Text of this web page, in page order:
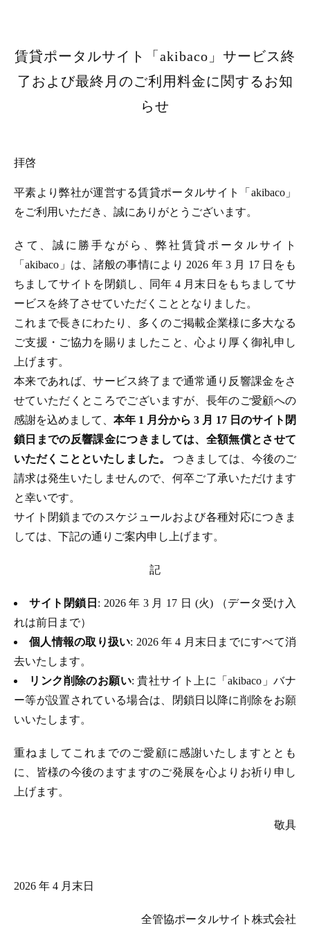
賃貸ポータルサイト「akibaco」サービス終
了および最終月のご利用料金に関するお知
らせ
拝啓
平素より弊社が運営する賃貸ポータルサイト「akibaco」
をご利用いただき、誠にありがとうございます。
さて、誠に勝手ながら、弊社賃貸ポータルサイト
「akibaco」は、諸般の事情により 2026 年 3 月 17 日をも
ちましてサイトを閉鎖し、同年 4 月末日をもちましてサ
ービスを終了させていただくこととなりました。
これまで長きにわたり、多くのご掲載企業様に多大なる
ご支援・ご協力を賜りましたこと、心より厚く御礼申し
上げます。
本来であれば、サービス終了まで通常通り反響課金をさ
せていただくところでございますが、長年のご愛顧への
感謝を込めまして、 本年 1 月分から 3 月 17 日のサイト閉
鎖日までの反響課金につきましては、全額無償とさせて
いただくことといたしました。つきましては、今後のご
請求は発生いたしませんので、何卒ご了承いただけます
と幸いです。
サイト閉鎖までのスケジュールおよび各種対応につきま
しては、下記の通りご案内申し上げます。
記
サイト閉鎖日 : 2026 年 3 月 17 日 (火) （データ受け入
れは前日まで）
個人情報の取り扱い: 2026 年 4 月末日までにすべて消
去いたします。
リンク削除のお願い: 貴社サイト上に「akibaco」バナ
ー等が設置されている場合は、閉鎖日以降に削除をお願
いいたします。
重ねましてこれまでのご愛顧に感謝いたしますととも
に、皆様の今後のますますのご発展を心よりお祈り申し
上げます。
敬具
2026 年 4 月末日
全管協ポータルサイト株式会社